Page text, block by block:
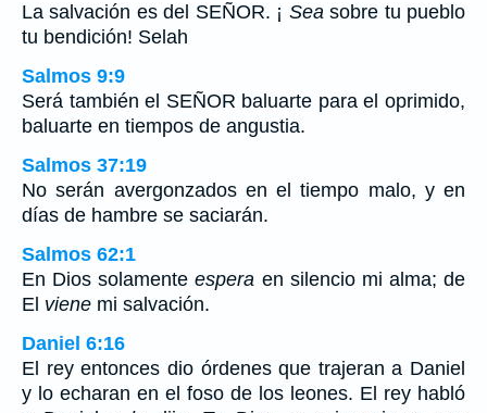
La salvación es del SEÑOR. ¡ Seasobre tu pueblo
tu bendición! Selah
Salmos 9:9
Será también el SEÑOR baluarte para el oprimido,
baluarte en tiempos de angustia.
Salmos 37:19
No serán avergonzados en el tiempo malo, y en
días de hambre se saciarán.
Salmos 62:1
En Dios solamenteespera en silencio mi alma; de
El viene mi salvación.
Daniel 6:16
El rey entonces dio órdenes que trajeran a Daniel
y lo echaran en el foso de los leones. El rey habló